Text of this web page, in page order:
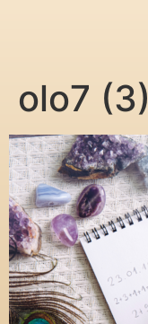
olo7 (3)